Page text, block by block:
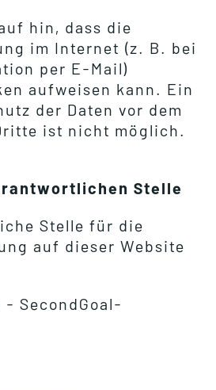
hin, dass die
im Internet (z. B. bei
per E-Mail)
aufweisen kann. Ein
der Daten vor dem
ist nicht möglich.
Stelle
Stelle für die
auf dieser Website
SecondGoal-